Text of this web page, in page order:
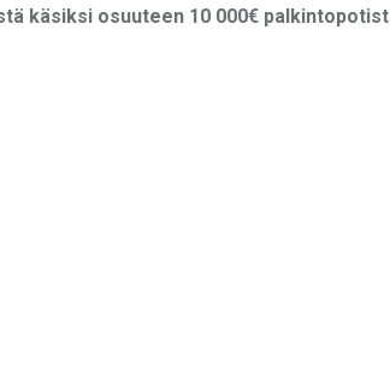
käsiksi osuuteen 10 000€